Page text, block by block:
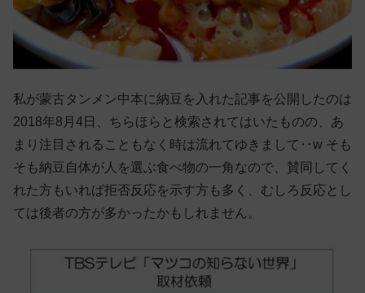
私が蒙古タンメン中本に納豆を入れた記事を公開したのは
2018年8月4日、ちらほらと検索されてはいたものの、あ
まり注目されることもなく時は流れてゆきまして‥w そも
そも納豆自体が人を選ぶ食べ物の一角なので、賛同してく
れた方もいれば拒否反応を示す方も多く、むしろ反応とし
ては後者の方が多かったかもしれません。